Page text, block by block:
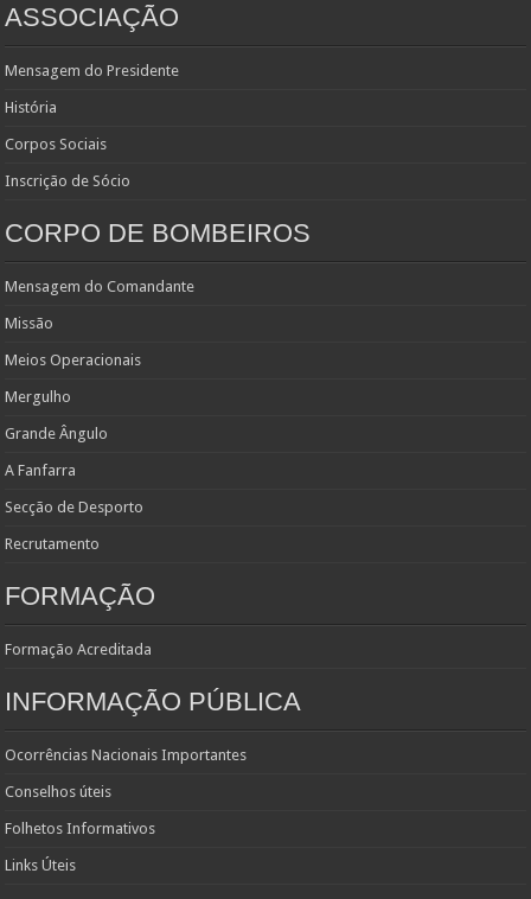
ASSOCIAÇÃO
Mensagem do Presidente
História
Corpos Sociais
Inscrição de Sócio
CORPO DE BOMBEIROS
Mensagem do Comandante
Missão
Meios Operacionais
Mergulho
Grande Ângulo
A Fanfarra
Secção de Desporto
Recrutamento
FORMAÇÃO
Formação Acreditada
INFORMAÇÃO PÚBLICA
Ocorrências Nacionais Importantes
Conselhos úteis
Folhetos Informativos
Links Úteis